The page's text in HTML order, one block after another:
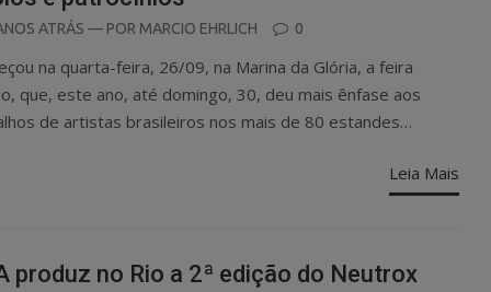
ATRÁS — POR MARCIO EHRLICH 0
na quarta-feira, 26/09, na Marina da Glória, a feira
que, este ano, até domingo, 30, deu mais ênfase aos
de artistas brasileiros nos mais de 80 estandes…
Leia Mais
produz no Rio a 2ª edição do Neutrox